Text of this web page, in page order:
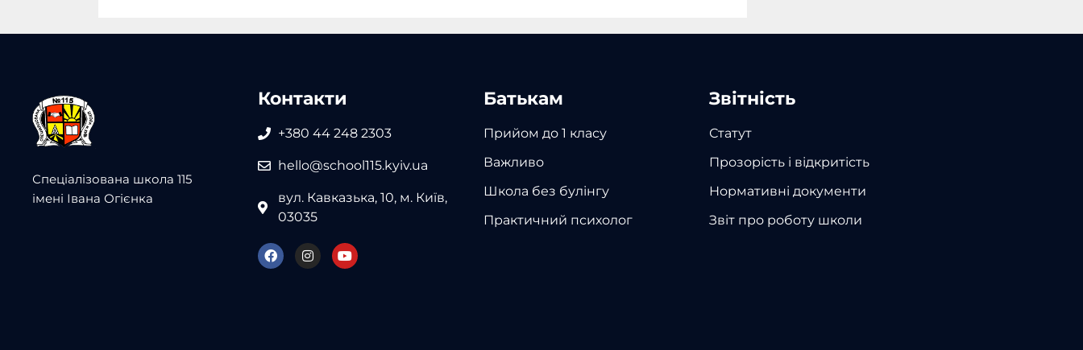
Спеціалізована школа 115
імені Івана Огієнка
Контакти
+380 44 248 2303
hello@school115.kyiv.ua
вул. Кавказька, 10, м. Київ,
03035
Батькам
Прийом до 1 класу
Важливо
Школа без булінгу
Практичний психолог
Звітність
Статут
Прозорість і відкритість
Нормативні документи
Звіт про роботу школи